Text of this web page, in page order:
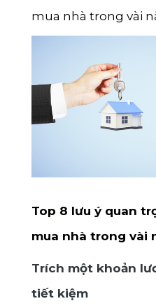
Tây Ninh
Nam Định
Cà Mau
mua nhà trong vài
Top 8 lưu ý quan
mua nhà trong vài
Trích một khoản
tiết kiệm